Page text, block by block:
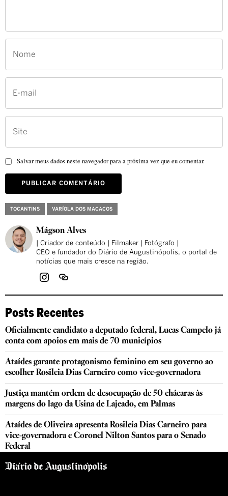
Salvar meus dados neste navegador para a próxima vez que eu comentar.
TOCANTINS VARÍOLA DOS MACACOS
Mágson Alves
| Criador de conteúdo | Filmaker | Fotógrafo |
CEO e fundador do Diário de Augustinópolis, o portal de
notícias que mais cresce na região.
Posts Recentes
Oficialmente candidato a deputado federal, Lucas Campelo já
conta com apoios em mais de 70 municípios
Ataídes garante protagonismo feminino em seu governo ao
escolher Rosileia Dias Carneiro como vice-governadora
Justiça mantém ordem de desocupação de 50 chácaras às
margens do lago da Usina de Lajeado, em Palmas
Ataídes de Oliveira apresenta Rosileia Dias Carneiro para
vice-governadora e Coronel Nilton Santos para o Senado
Federal